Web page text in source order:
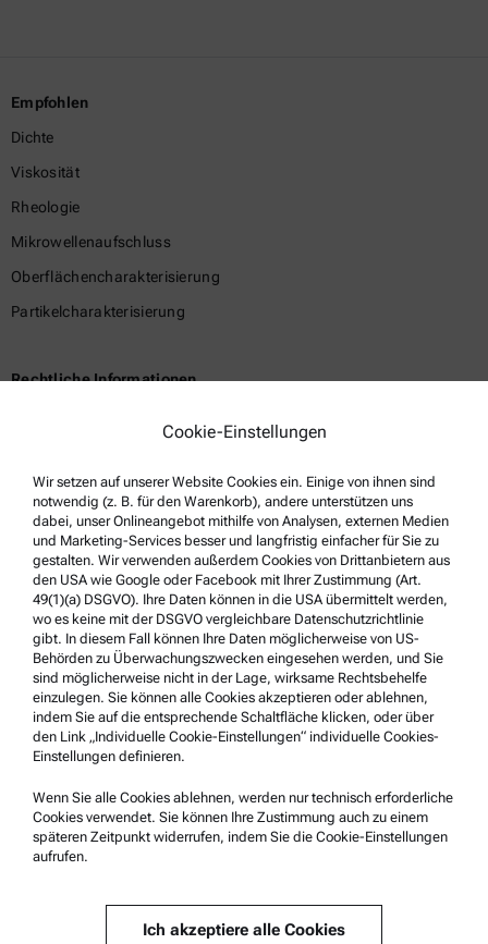
Empfohlen
Dichte
Viskosität
Rheologie
Mikrowellenaufschluss
Oberflächencharakterisierung
Partikelcharakterisierung
Rechtliche Informationen
Impressum
Nutzungsbedingungen
Markennamen
Hinweisgebersystem
Service & Support
Anton Paar Certified Service
Sicherheitsbestätigung
Anton Paar Technical Centers
Kontaktieren Sie uns
Unternehmensinformation
Cookie-Einstellungen
Wir setzen auf unserer Website Cookies ein. Einige von ihnen sind
notwendig (z. B. für den Warenkorb), andere unterstützen uns
dabei, unser Onlineangebot mithilfe von Analysen, externen Medien
und Marketing-Services besser und langfristig einfacher für Sie zu
gestalten. Wir verwenden außerdem Cookies von Drittanbietern aus
den USA wie Google oder Facebook mit Ihrer Zustimmung (Art.
49(1)(a) DSGVO). Ihre Daten können in die USA übermittelt werden,
wo es keine mit der DSGVO vergleichbare Datenschutzrichtlinie
gibt. In diesem Fall können Ihre Daten möglicherweise von US-
Behörden zu Überwachungszwecken eingesehen werden, und Sie
sind möglicherweise nicht in der Lage, wirksame Rechtsbehelfe
einzulegen. Sie können alle Cookies akzeptieren oder ablehnen,
indem Sie auf die entsprechende Schaltfläche klicken, oder über
den Link „Individuelle Cookie-Einstellungen“ individuelle Cookies-
Einstellungen definieren.
Wenn Sie alle Cookies ablehnen, werden nur technisch erforderliche
Cookies verwendet. Sie können Ihre Zustimmung auch zu einem
späteren Zeitpunkt widerrufen, indem Sie die Cookie-Einstellungen
aufrufen.
Ich akzeptiere alle Cookies